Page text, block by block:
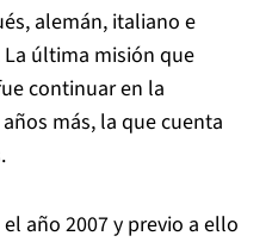
alemán, italiano e
última misión que
continuar en la
más, la que cuenta
año 2007 y previo a ello